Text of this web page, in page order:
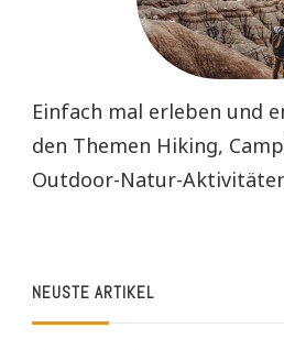
Einfach mal erleben und
den Themen Hiking,
Outdoor-Natur-
NEUSTE ARTIKEL